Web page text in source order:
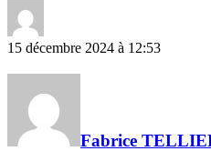
15 décembre 2024 à 12:53
Fabrice